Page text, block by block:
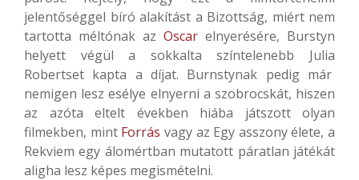
jelentőséggel bíró alakítást a Bizottság, miért nem
tartotta méltónak az Oscar elnyerésére, Burstyn
helyett végül a sokkalta színtelenebb Julia
Robertset kapta a díjat. Burnstynak pedig már
nemigen lesz esélye elnyerni a szobrocskát, hiszen
az azóta eltelt években hiába játszott olyan
filmekben, mint Forrás vagy az Egy asszony élete, a
Rekviem egy álomértban mutatott páratlan játékát
aligha lesz képes megismételni.